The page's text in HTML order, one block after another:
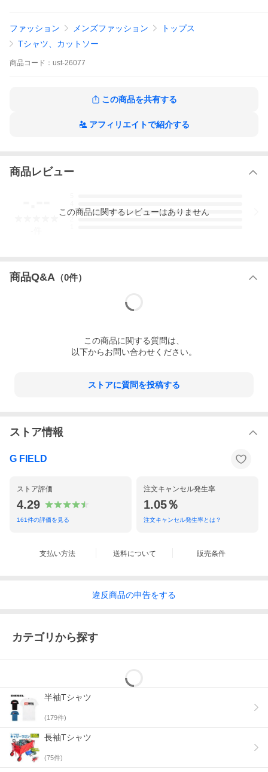
XL…約(着丈73.5 肩幅46 身幅58 袖丈22)cm
XXL…約(着丈75.5 肩幅47.5 身幅60 袖丈22.5)cm
■モデルサイズ
H：身長/C：チェスト/W：ウエスト/H：ヒップ
※実測値のため、多少の誤差はご容赦ください。
が、ご利用のモニターにより差異が生じます。あらかじめご了承
ファッション メンズファッション
トップス
Tシャツ、カットソー
商品 コード： ust-26077
この商品を共有する
アフィリエイトで紹介する
商品レビュー
3
この商品に関するレビューはありません
商品Q&A （0件）
この商品に関する質問は、
以下からお問い合わせください。
ストアに質問を投稿する
ストア情報
G FIELD
ストア評価
4.29
161件の評価を見る
注文キャンセル発生率
1.05％
注文キャンセル発生率とは？
支払い方法 送料について 販売条件
違反商品の申告をする
カテゴリから探す
半袖Tシャツ
(179件)
長袖Tシャツ
(75件)